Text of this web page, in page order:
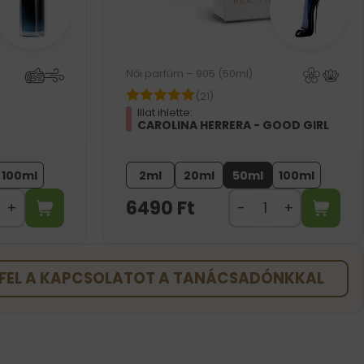
100ml
Női parfüm – 905 (50ml)
(21)
Illat ihlette:
CAROLINA HERRERA - GOOD GIRL
2ml 20ml 50ml 100ml
6490 Ft
A KAPCSOLATOT A TANÁCSADÓNKKAL